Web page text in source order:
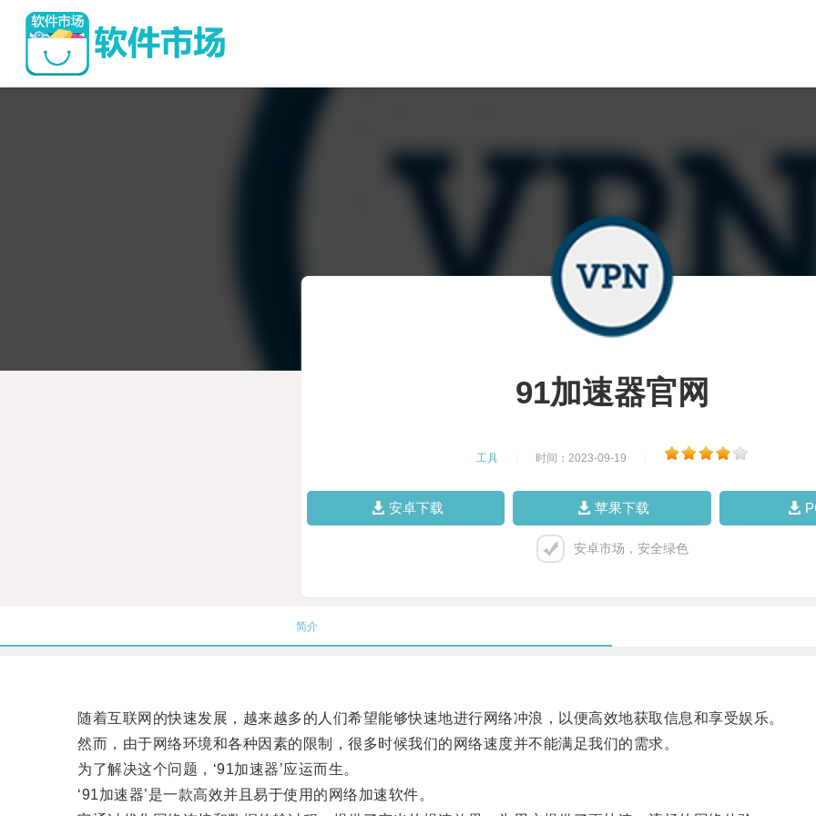
91加速器官网
工具 时间：2023-09-19
安卓下载 苹果下载
安卓市场，安全绿色
简介
随着互联网的快速发展，越来越多的人们希望能够快速地进行网络冲浪，以便高效地获取信息和享受娱乐。
然而，由于网络环境和各种因素的限制，很多时候我们的网络速度并不能满足我们的需求。
为了解决这个问题，‘91加速器’应运而生。
‘91加速器’是一款高效并且易于使用的网络加速软件。